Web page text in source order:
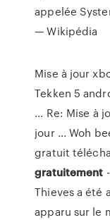
appelée
— Wikipédia
Mise à jour
Tekken 5
... Re: Mise à
jour ... Woh
gratuit
gratuitement
Thieves a été
apparu sur le